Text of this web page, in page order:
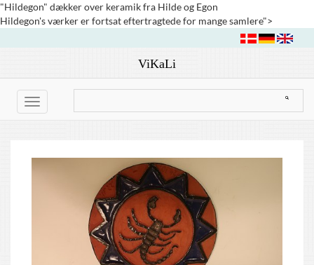
"Hildegon" dækker over keramik fra Hilde og Egon
Hildegon's værker er fortsat eftertragtede for mange samlere">
ViKaLi
Toggle
navigation